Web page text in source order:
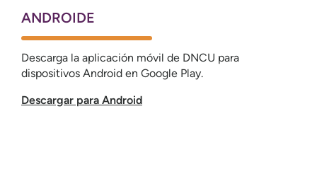
ANDROIDE
Descarga la aplicación móvil de DNCU para
dispositivos Android en Google Play.
Descargar para Android